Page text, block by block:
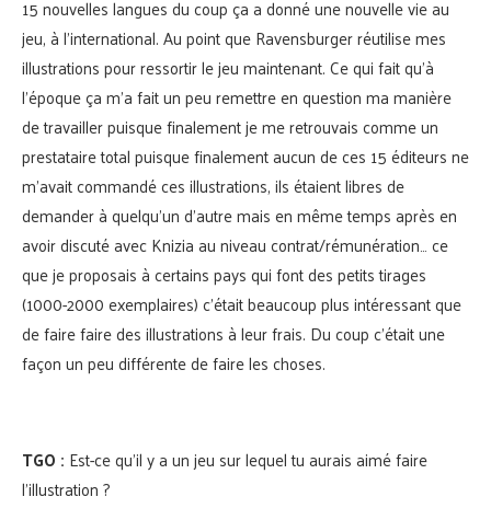
15 nouvelles langues du coup ça a donné une nouvelle vie au
jeu, à l’international. Au point que Ravensburger réutilise mes
illustrations pour ressortir le jeu maintenant. Ce qui fait qu’à
l’époque ça m’a fait un peu remettre en question ma manière
de travailler puisque finalement je me retrouvais comme un
prestataire total puisque finalement aucun de ces 15 éditeurs ne
m’avait commandé ces illustrations, ils étaient libres de
demander à quelqu’un d’autre mais en même temps après en
avoir discuté avec Knizia au niveau contrat/rémunération… ce
que je proposais à certains pays qui font des petits tirages
(1000-2000 exemplaires) c’était beaucoup plus intéressant que
de faire faire des illustrations à leur frais. Du coup c’était une
façon un peu différente de faire les choses.
TGO : Est-ce qu’il y a un jeu sur lequel tu aurais aimé faire
l’illustration ?